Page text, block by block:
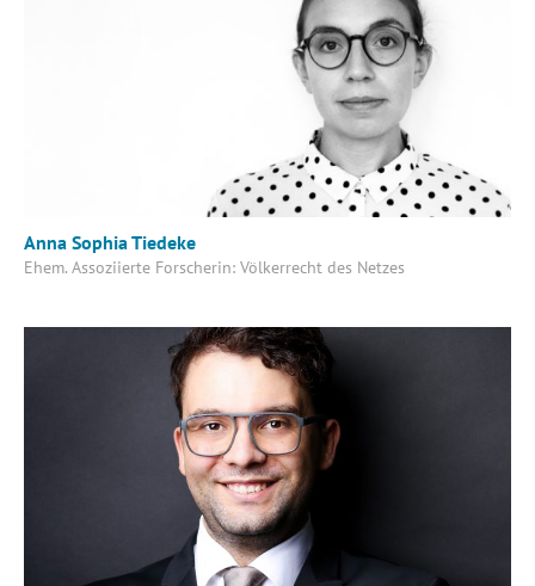
Anna Sophia Tiedeke
Ehem. Assoziierte Forscherin: Völkerrecht des Netzes